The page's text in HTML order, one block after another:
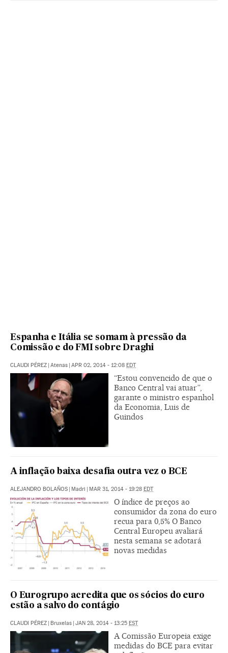
Espanha e Itália se somam à pressão da
Comissão e do FMI sobre Draghi
CLAUDI PÉREZ | Atenas | APR 02, 2014 - 12:08 EDT
“Estou convencido de que o
Banco Central vai atuar”,
garante o ministro espanhol
da Economia, Luis de
Guindos
A inflação baixa desafia outra vez o BCE
ALEJANDRO BOLAÑOS | Madri | MAR 31, 2014 - 19:28 EDT
O índice de preços ao
consumidor da zona do euro
recua para 0,5% O Banco
Central Europeu avaliará
nesta semana se adotará
novas medidas
O Eurogrupo acredita que os sócios do euro
estão a salvo do contágio
CLAUDI PÉREZ | Bruxelas | JAN 28, 2014 - 13:25 EST
A Comissão Europeia exige
medidas do BCE para evitar